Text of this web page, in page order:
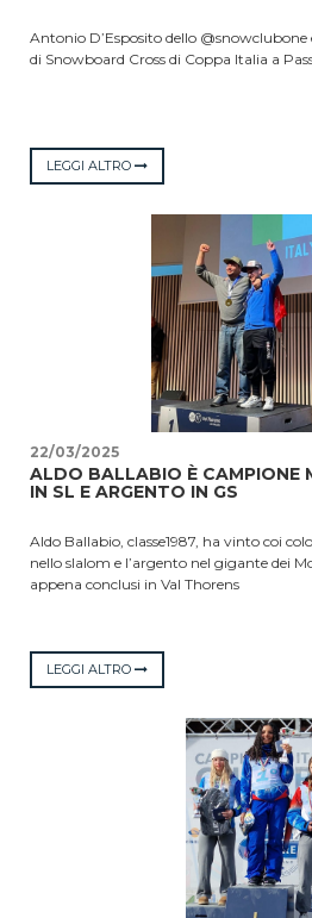
Antonio D’Esposito dello
di Snowboard Cross di Coppa Italia a
LEGGI ALTRO
22/03/2025
ALDO BALLABIO È CAMPIONE
IN SL E ARGENTO IN GS
Aldo Ballabio, classe1987, ha vinto coi
nello slalom e l’argento nel gigante dei
appena conclusi in Val Thorens
LEGGI ALTRO